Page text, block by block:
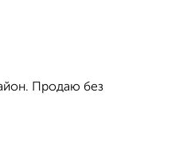
Продаю без